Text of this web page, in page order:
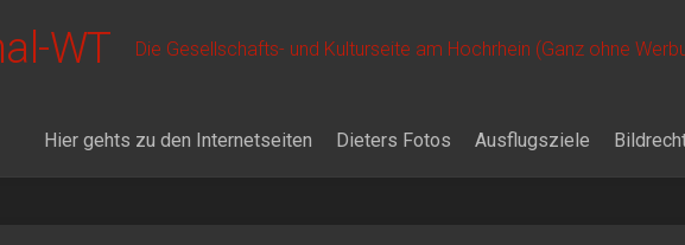
WT Die Gesellschafts- und Kulturseite am Hochrhein (Ganz ohne
Hier gehts zu den Internetseiten Dieters Fotos Ausflugsziele